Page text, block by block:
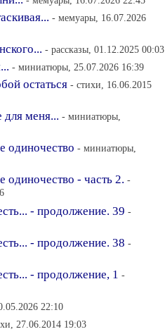
- мемуары, 16.07.2026
- рассказы, 01.12.2025 00:03
- миниатюры, 25.07.2026 16:39
остаться - стихи, 16.06.2015
для меня... - миниатюры,
одиночество - миниатюры,
- часть 2. -
- продолжение. 39 -
- продолжение. 38 -
- продолжение, 1 -
22:10
27.06.2014 19:03